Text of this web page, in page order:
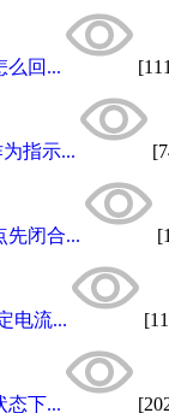
么回...
指示...
先闭合...
电流...
态下...